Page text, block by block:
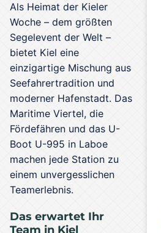
Als Heimat der Kieler
Woche – dem größten
Segelevent der Welt –
bietet Kiel eine
einzigartige Mischung aus
Seefahrertradition und
moderner Hafenstadt. Das
Maritime Viertel, die
Fördefähren und das U-
Boot U-995 in Laboe
machen jede Station zu
einem unvergesslichen
Teamerlebnis.
Das erwartet Ihr
Team in Kiel